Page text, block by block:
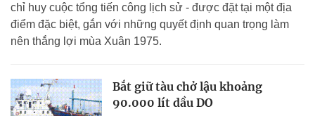
chỉ huy cuộc tổng tiến công lịch sử - được đặt tại một địa
điểm đặc biệt, gắn với những quyết định quan trọng làm
nên thắng lợi mùa Xuân 1975.
Bắt giữ tàu chở lậu khoảng
90.000 lít dầu DO